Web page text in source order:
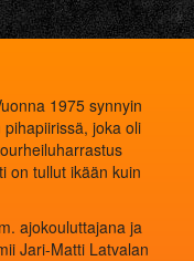
1975 synnyin
joka oli
on tullut ikään kuin
ajokouluttajana ja
Jari-Matti Latvalan